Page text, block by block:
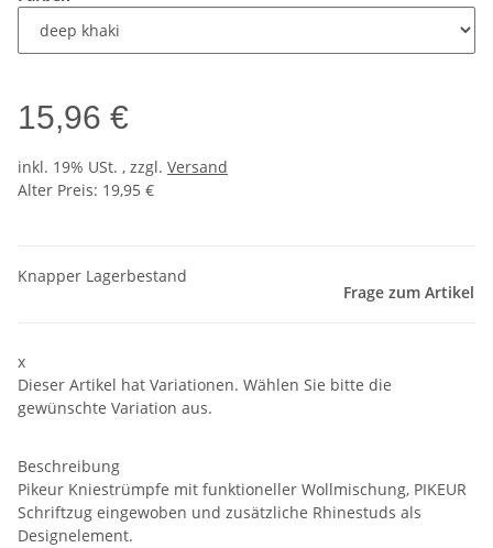
15,96 €
inkl. 19% USt. , zzgl. Versand
Alter Preis: 19,95 €
Knapper Lagerbestand
Frage zum Artikel
x
Dieser Artikel hat Variationen. Wählen Sie bitte die
gewünschte Variation aus.
Beschreibung
Pikeur Kniestrümpfe mit funktioneller Wollmischung, PIKEUR
Schriftzug eingewoben und zusätzliche Rhinestuds als
Designelement.